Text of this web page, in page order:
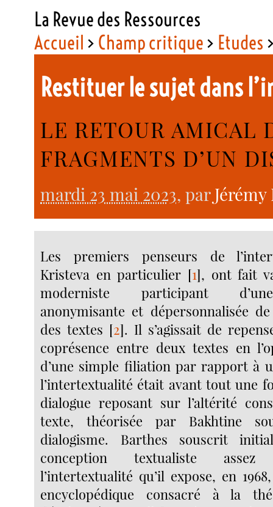
La Revue des Ressources
Accueil > Champ critique> Etudes
Restituer le sujet dans
LE RETOUR AMICAL
FRAGMENTS D’UN
mardi 23 mai 2023, par
Les premiers penseurs de
Kristeva en particulier [1], ont fait
moderniste participant
anonymisante et dépersonnalisée
des textes [2]. Il s’agissait de
coprésence entre deux textes en
d’une simple filiation par rapport à
l’intertextualité était avant tout une
dialogue reposant sur l’altérité
texte, théorisée par Bakhtine
dialogisme. Barthes souscrit
conception textualiste
l’intertextualité qu’il expose, en
encyclopédique consacré à la